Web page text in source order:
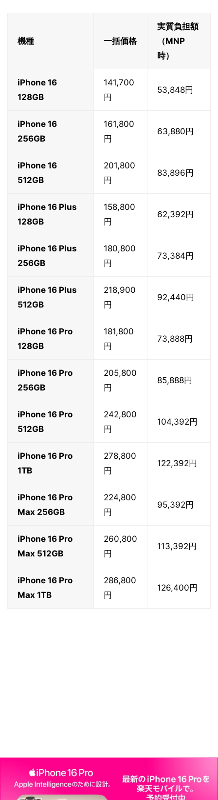
機種 一括価格
実質負担額
（MNP
時）
iPhone 16
128GB
141,700
円
53,848円
iPhone 16
256GB
161,800
円
63,880円
iPhone 16
512GB
201,800
円
83,896円
iPhone 16 Plus
128GB
158,800
円
62,392円
iPhone 16 Plus
256GB
180,800
円
73,384円
iPhone 16 Plus
512GB
218,900
円
92,440円
iPhone 16 Pro
128GB
181,800
円
73,888円
iPhone 16 Pro
256GB
205,800
円
85,888円
iPhone 16 Pro
512GB
242,800
円
104,392円
iPhone 16 Pro
1TB
278,800
円
122,392円
iPhone 16 Pro
Max 256GB
224,800
円
95,392円
iPhone 16 Pro
Max 512GB
260,800
円
113,392円
iPhone 16 Pro
Max 1TB
286,800
円
126,400円